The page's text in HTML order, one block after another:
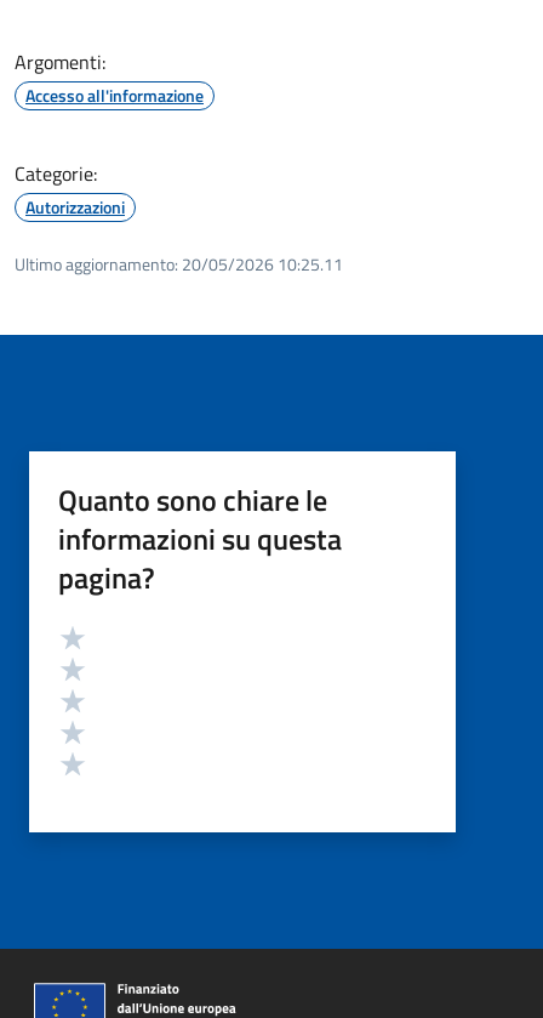
Argomenti:
Accesso all'informazione
Categorie:
Autorizzazioni
Ultimo aggiornamento: 20/05/2026 10:25.11
Quanto sono chiare le
informazioni su questa
pagina?
Valutazione